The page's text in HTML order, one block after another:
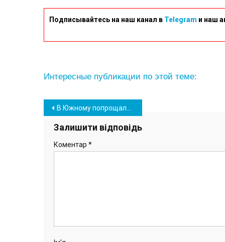
Подписывайтесь на наш канал в Telegram и наш
Интересные публикации по этой теме:
Навігація
записів
В Южному попрощалися з 36-річним азовцем Сергієм Дмитрієвим (фото)
Залишити відповідь
Коментар *